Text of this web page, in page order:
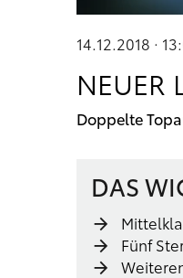
14.12.2018 ·
NEUER
Doppelte
DAS
Fünf